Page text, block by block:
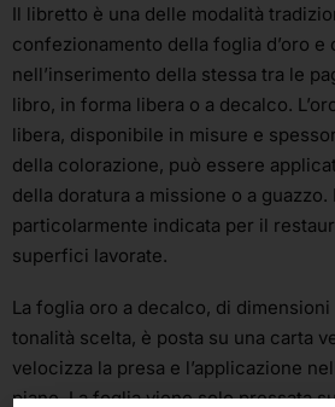
Il libretto è una delle modalità
confezionamento della foglia d’oro e
nell’inserimento della stessa tra le
libro, in forma libera o a decalco.
libera, disponibile in misure e
della colorazione, può essere
della doratura a missione o a
particolarmente indicata per il
superfici lavorate.
La foglia oro a decalco, di
tonalità scelta, è posta su una carta
velocizza la presa e l’applicazione
piane. La foglia viene solo pressata